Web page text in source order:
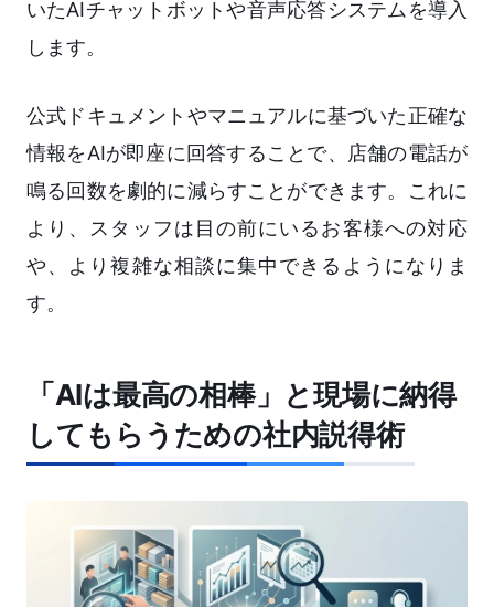
いたAIチャットボットや音声応答システムを導入
します。
公式ドキュメントやマニュアルに基づいた正確な
情報をAIが即座に回答することで、店舗の電話が
鳴る回数を劇的に減らすことができます。これに
より、スタッフは目の前にいるお客様への対応
や、より複雑な相談に集中できるようになりま
す。
「AIは最高の相棒」と現場に納得
してもらうための社内説得術